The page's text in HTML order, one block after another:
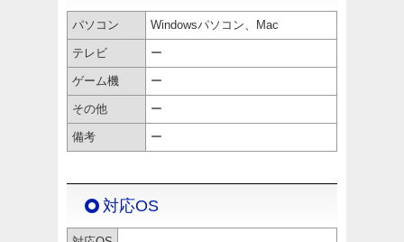
パソコン Windowsパソコン、Mac
テレビ ー
ゲーム機 ー
その他 ー
備考 ー
対応OS